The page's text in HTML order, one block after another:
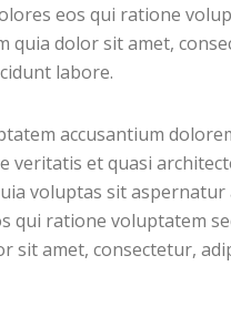
eos qui ratione
quia dolor sit amet,
labore.
accusantium
veritatis et quasi
voluptas sit
qui ratione voluptatem
sit amet, consectetur,